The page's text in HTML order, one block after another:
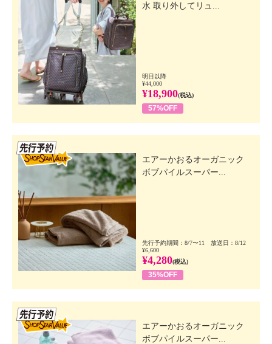
水 取り外してリュ...
明日以降
¥44,000
¥18,900(税込)
57%OFF
エアーかおるオーガニック
ボブパイルスーパー...
先行予約期間：8/7〜11 放送日：8/12
¥6,600
¥4,280(税込)
35%OFF
エアーかおるオーガニック
ボブパイルスーパー...